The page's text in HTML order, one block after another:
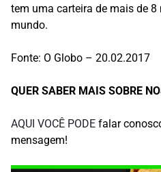
tem uma carteira de mais de
mundo.
Fonte: O Globo – 20.02.2017
QUER SABER MAIS SOBRE
AQUI VOCÊ PODE falar
mensagem!